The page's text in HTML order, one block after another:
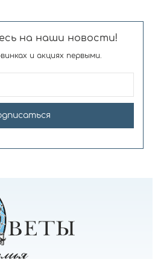
на наши новости!
и акциях первыми.